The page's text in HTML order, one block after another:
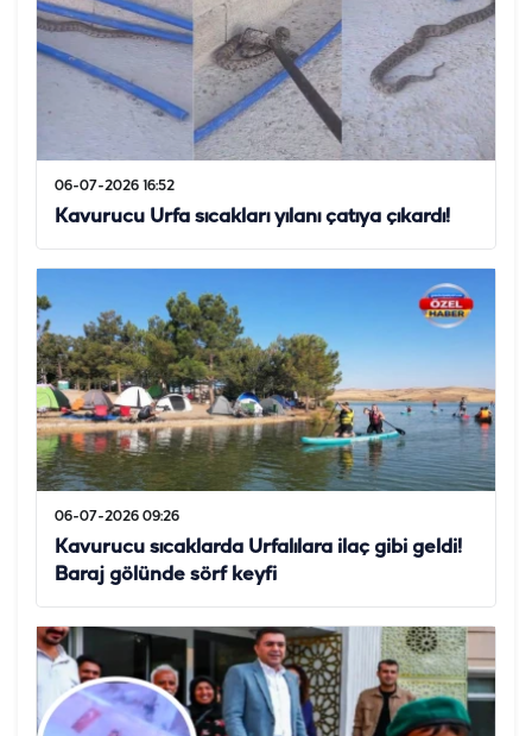
06-07-2026 16:52
Kavurucu Urfa sıcakları yılanı çatıya çıkardı!
06-07-2026 09:26
Kavurucu sıcaklarda Urfalılara ilaç gibi geldi!
Baraj gölünde sörf keyfi